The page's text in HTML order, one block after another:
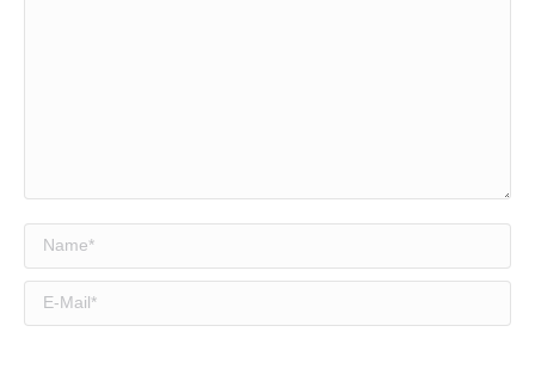
Name *
E-Mail *